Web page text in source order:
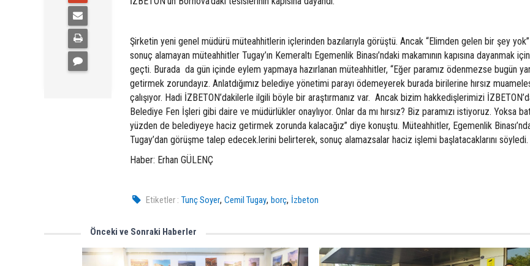
Şirketin yeni genel müdürü müteahhitlerin içlerinden bazılarıyla görüştü. Ancak “Elimden gelen bir şey
sonuç alamayan müteahhitler Tugay’ın Kemeraltı Egemenlik Binası’ndaki makamının kapısına dayanmak
geçti. Burada da gün içinde eylem yapmaya hazırlanan müteahhitler, “Eğer paramız ödenmezse bugün
getirmek zorundayız. Anlatdığımız belediye yönetimi parayı ödemeyerek burada birilerine hırsız
çalışıyor. Hadi İZBETON’dakilerle ilgili böyle bir araştırmanız var. Ancak bizim hakkedişlerimizi
Belediye Fen İşleri gibi daire ve müdürlükler onaylıyor. Onlar da mı hırsız? Biz paramızı istiyoruz. Yoksa
yüzden de belediyeye haciz getirmek zorunda kalacağız” diye konuştu. Müteahhitler, Egemenlik
Tugay’dan görüşme talep edecek.lerini belirterek, sonuç alamazsalar haciz işlemi başlatacaklarını söyledi.
Haber: Erhan GÜLENÇ
Etiketler : Tunç Soyer,Cemil Tugay,borç, İzbeton
Önceki ve Sonraki Haberler